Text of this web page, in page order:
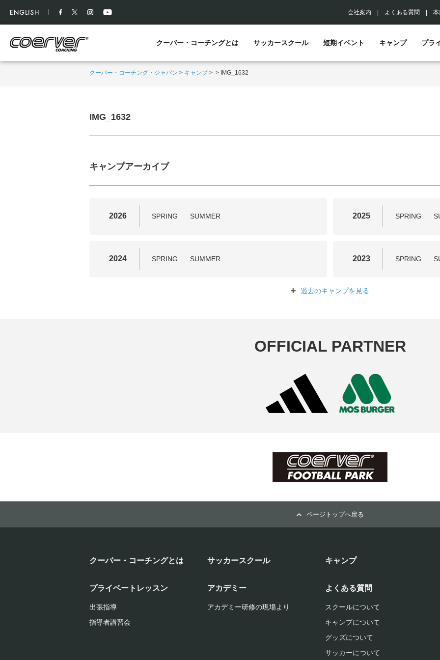
会社案内 よくある質問
クーバー・コーチングとは サッカースクール 短期イベント キャンプ プラ
クーバー・コーチング・ジャパン > キャンプ> > IMG_1632
IMG_1632
キャンプアーカイブ
2026 SPRING SUMMER 2025 SPRING
2024 SPRING SUMMER 2023 SPRING
過去のキャンプを 見る
OFFICIAL PARTNER
ページトップへ戻る
クーバー・コーチングとは サッカースクール キャンプ
プライベートレッスン
出張指導
指導者講習会
アカデミー
アカデミー研修の現場より
よくある質問
スクールについて
キャンプについて
グッズについて
サッカーについて